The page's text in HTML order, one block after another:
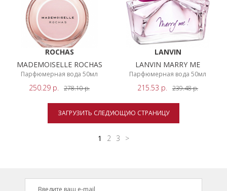
ROCHAS
MADEMOISELLE ROCHAS
Парфюмерная вода 50мл
250.29 р. 278.10р.
LANVIN
LANVIN MARRY ME
Парфюмерная вода 50мл
215.53 р. 239.48р.
ЗАГРУЗИТЬ СЛЕДУЮЩУЮ СТРАНИЦУ
1 2 3 >